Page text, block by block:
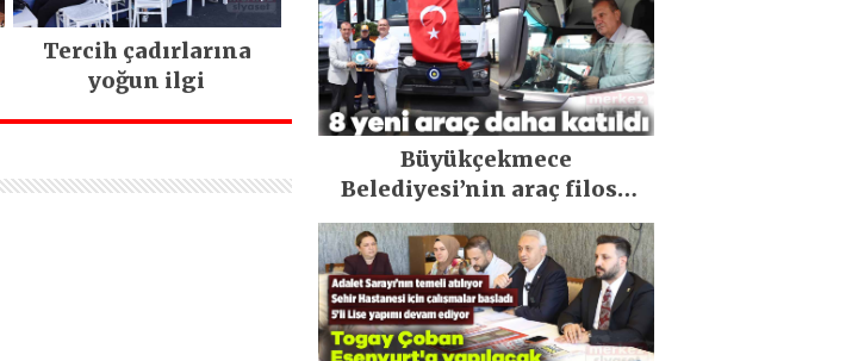
Tercih çadırlarına
yoğun ilgi
Büyükçekmece
Belediyesi’nin araç filosu
güçlendi